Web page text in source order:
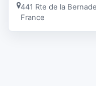
441 Rte de la
France